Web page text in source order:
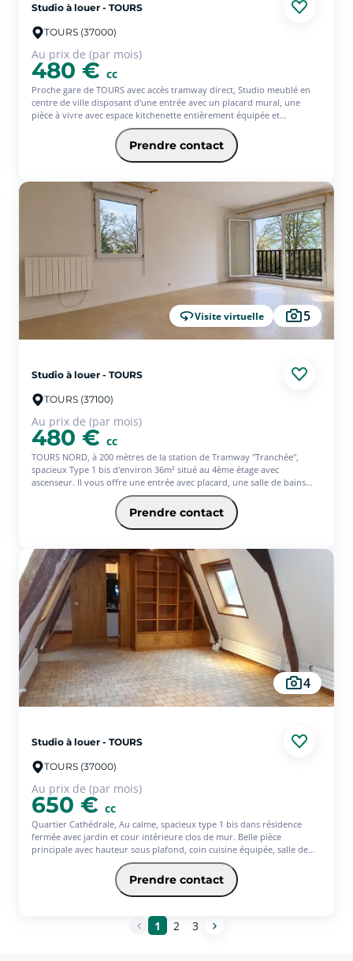
Studio à louer - TOURS
TOURS (37000)
Au prix de (par mois)
480 € cc
Proche gare de TOURS avec accès tramway direct, Studio meublé en
centre de ville disposant d'une entrée avec un placard mural, une
pièce à vivre avec espace kitchenette entièrement équipée et
aménagée, une salle d'eau et un WC. Equipement individuel :
Electricité, chauffage électrique, eau chaude, taxe des ordures
ménagères. Equipement collectif : eau froide, entretien des parties
commune (laverie, ascenseur). Avec l'offre Jeune de l'assurance
mois d'assurance offerts)* * Service facultatif - Conditions en vigueur
au 01/07/2026. Offre réservée aux 18-31ans, sous réserve d'étude et
d'acceptation définitive de votre dossier par votre Caisse régionale
Prendre contact
Visite virtuelle 5
Studio à louer - TOURS
TOURS (37100)
Au prix de (par mois)
480 € cc
TOURS NORD, à 200 mètres de la station de Tramway "Tranchée",
spacieux Type 1 bis d'environ 36m² situé au 4ème étage avec
ascenseur. Il vous offre une entrée avec placard, une salle de bains
avec wc, une cuisine séparée et une belle pièce de vie ouverte sur un
loyer sera de 486? (offre ponctuelle de 3 mois d'assurance offerts)* *
aux 18-31ans, sous réserve d'étude et d'acceptation définitive de votre
dossier par votre Caisse régionale
Prendre contact
4
Studio à louer - TOURS
TOURS (37000)
Au prix de (par mois)
650 € cc
Quartier Cathédrale, Au calme, spacieux type 1 bis dans résidence
fermée avec jardin et cour intérieure clos de mur. Belle pièce
principale avec hauteur sous plafond, coin cuisine équipée, salle de
bains et Wc. Chauffage, eau froide et chaude compris dans les charges.
Avec l'offre Jeune de l'assurance habitation PACIFICA, votre loyer sera
de 656? (offre ponctuelle de 3 mois d'assurance offerts)* * Service
facultatif - Conditions en vigueur au 15/07/2026 Offre réservée aux 18-
dossier par votre Caisse régionale
Prendre contact
1 2 3